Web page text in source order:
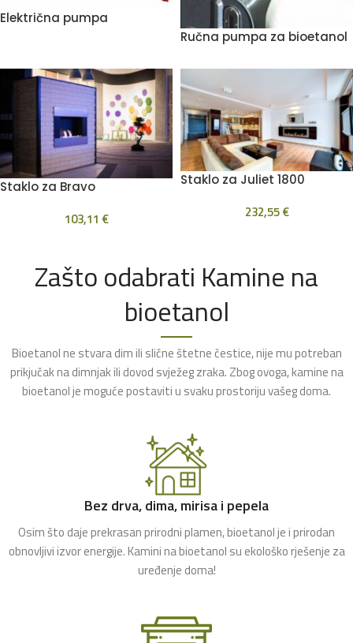
Električna pumpa
Ručna pumpa za bioetanol
Staklo za Bravo
103,11 €
Staklo za Juliet 1800
232,55€
Zašto odabrati Kamine na
bioetanol
Bioetanol ne stvara dim ili slične štetne čestice, nije mu potreban
prikjučak na dimnjak ili dovod svježeg zraka. Zbog ovoga, kamine na
bioetanol je moguće postaviti u svaku prostoriju vašeg doma.
Bez drva, dima, mirisa i pepela
Osim što daje prekrasan prirodni plamen, bioetanol je i prirodan
obnovljivi izvor energije. Kamini na bioetanol su ekološko rješenje za
uređenje doma!